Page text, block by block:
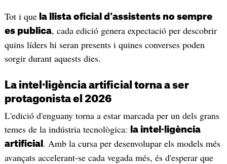
Tot i quela llista oficial d'assistents no sempre
es publica, cada edició genera expectació per descobrir
quins líders hi seran presents i quines converses poden
sorgir durant aquests dies.
La intel·ligència artificial torna a ser
protagonista el 2026
L'edició d'enguany torna a estar marcada per un dels grans
temes de la indústria tecnològica:
la intel·ligència
artificial . Amb la cursa per desenvolupar els models més
avançats accelerant-se cada vegada més, és d'esperar que